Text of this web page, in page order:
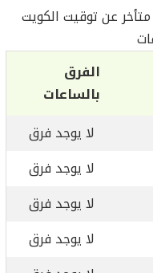
متأخر عن توقيت الكويت
الفرق
بالساعات
لا يوجد فرق
لا يوجد فرق
لا يوجد فرق
لا يوجد فرق